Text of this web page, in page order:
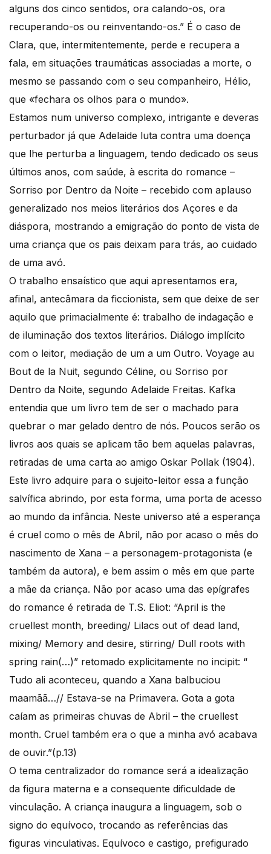
alguns dos cinco sentidos, ora calando-os, ora
recuperando-os ou reinventando-os.” É o caso de
Clara, que, intermitentemente, perde e recupera a
fala, em situações traumáticas associadas a morte, o
mesmo se passando com o seu companheiro, Hélio,
que «fechara os olhos para o mundo».
Estamos num universo complexo, intrigante e deveras
perturbador já que Adelaide luta contra uma doença
que lhe perturba a linguagem, tendo dedicado os seus
últimos anos, com saúde, à escrita do romance –
Sorriso por Dentro da Noite – recebido com aplauso
generalizado nos meios literários dos Açores e da
diáspora, mostrando a emigração do ponto de vista de
uma criança que os pais deixam para trás, ao cuidado
de uma avó.
O trabalho ensaístico que aqui apresentamos era,
afinal, antecâmara da ficcionista, sem que deixe de ser
aquilo que primacialmente é: trabalho de indagação e
de iluminação dos textos literários. Diálogo implícito
com o leitor, mediação de um a um Outro. Voyage au
Bout de la Nuit, segundo Céline, ou Sorriso por
Dentro da Noite, segundo Adelaide Freitas. Kafka
entendia que um livro tem de ser o machado para
quebrar o mar gelado dentro de nós. Poucos serão os
livros aos quais se aplicam tão bem aquelas palavras,
retiradas de uma carta ao amigo Oskar Pollak (1904).
Este livro adquire para o sujeito-leitor essa a função
salvífica abrindo, por esta forma, uma porta de acesso
ao mundo da infância. Neste universo até a esperança
é cruel como o mês de Abril, não por acaso o mês do
nascimento de Xana – a personagem-protagonista (e
também da autora), e bem assim o mês em que parte
a mãe da criança. Não por acaso uma das epígrafes
do romance é retirada de T.S. Eliot: “April is the
cruellest month, breeding/ Lilacs out of dead land,
mixing/ Memory and desire, stirring/ Dull roots with
spring rain(…)” retomado explicitamente no incipit: “
Tudo ali aconteceu, quando a Xana balbuciou
maamãã…// Estava-se na Primavera. Gota a gota
caíam as primeiras chuvas de Abril – the cruellest
month. Cruel também era o que a minha avó acabava
de ouvir.”(p.13)
O tema centralizador do romance será a idealização
da figura materna e a consequente dificuldade de
vinculação. A criança inaugura a linguagem, sob o
signo do equívoco, trocando as referências das
figuras vinculativas. Equívoco e castigo, prefigurado